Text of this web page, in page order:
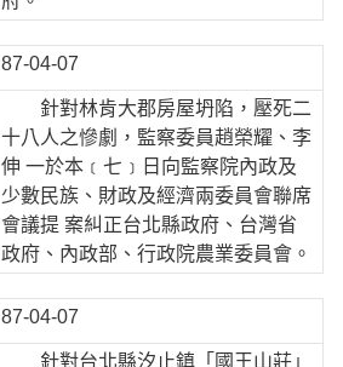
87-04-07
針對林肯大郡房屋坍陷，壓死二
十八人之慘劇，監察委員趙榮耀、李
伸 一於本﹝七﹞日向監察院內政及
少數民族、財政及經濟兩委員會聯席
會議提 案糾正台北縣政府、台灣省
政府、內政部、行政院農業委員會。
87-04-07
針對台北縣汐止鎮「國王山莊」